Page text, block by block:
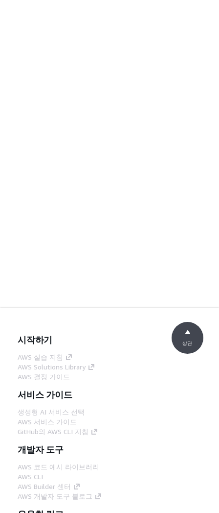
시작하기
AWS 실습 지침
AWS Solutions Library
AWS 결정 가이드
서비스 가이드
생성형 AI 서비스 선택
AWS 서비스 가이드
GitHub의 AWS CLI 지침
개발자 도구
AWS 코드 예시 라이브러리
AWS CLI
AWS Builder 센터
AWS 개발자 도구 블로그
상단